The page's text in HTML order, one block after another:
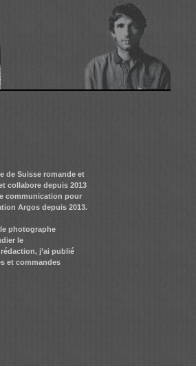
de Suisse romande et
collabore depuis 2013
communication pour
Argos depuis 2013.
photographe
le
j’ai publié
et commandes